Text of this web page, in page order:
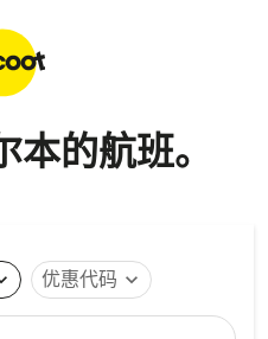
的航班。
优惠代码 expand_more